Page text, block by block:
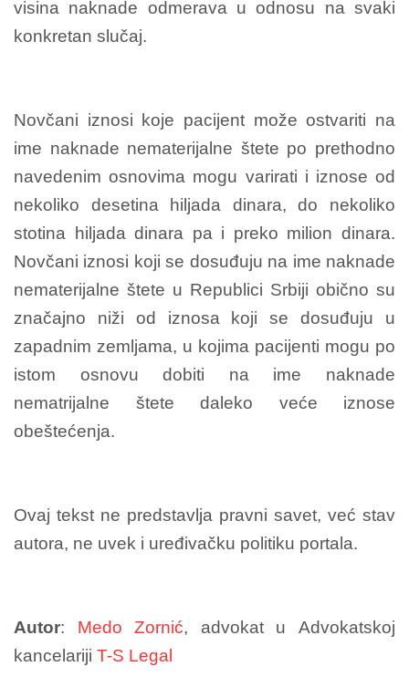
visina naknade odmerava u odnosu na svaki
konkretan slučaj.
Novčani iznosi koje pacijent može ostvariti na
ime naknade nematerijalne štete po prethodno
navedenim osnovima mogu varirati i iznose od
nekoliko desetina hiljada dinara, do nekoliko
stotina hiljada dinara pa i preko milion dinara.
Novčani iznosi koji se dosuđuju na ime naknade
nematerijalne štete u Republici Srbiji obično su
značajno niži od iznosa koji se dosuđuju u
zapadnim zemljama, u kojima pacijenti mogu po
istom osnovu dobiti na ime naknade
nematrijalne štete daleko veće iznose
obeštećenja.
Ovaj tekst ne predstavlja pravni savet, već stav
autora, ne uvek i uređivačku politiku portala.
Autor: Medo Zornić, advokat u Advokatskoj
kancelariji T-S Legal